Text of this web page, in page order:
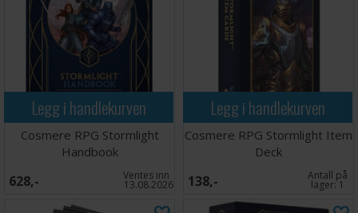
Legg i handlekurven
Cosmere RPG Stormlight
Handbook
628,- Ventes inn
13.08.2026
Legg i handlekurven
Cosmere RPG Stormlight Item
Deck
138,- Antall på
lager:1